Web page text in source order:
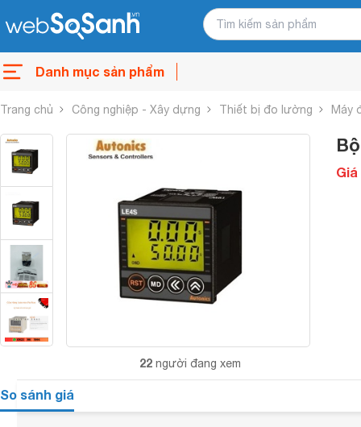
Danh mục sản phẩm
Trang chủ Công nghiệp - Xây dựng Thiết bị đo lường Máy
22 người đang xem
So sánh giá